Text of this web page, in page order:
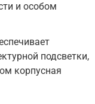
и особом
подсветки,
корпусная